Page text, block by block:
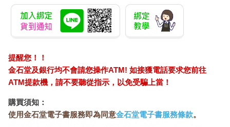
提醒您！！
金石堂及銀行均不會請您操作ATM! 如接獲電話要求您前往
ATM提款機，請不要聽從指示，以免受騙上當！
購買須知：
使用金石堂電子書服務即為同意金石堂電子書服務條款。